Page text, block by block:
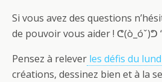
Si vous avez des questions
de pouvoir vous aider ! ᕦ(ò_óˇ)ᕤ
Pensez à relever les défis du
créations, dessinez bien et à la